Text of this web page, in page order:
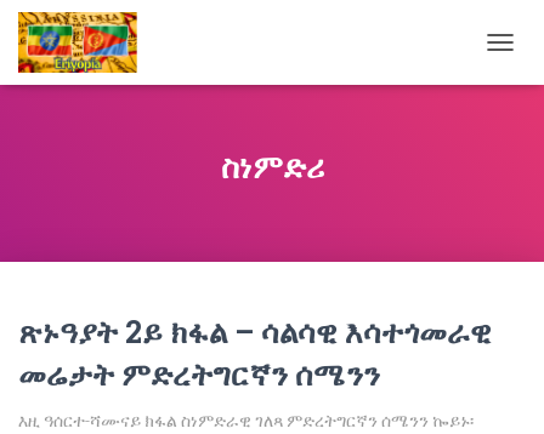
ስነምድሪ
ጽኑዓያት 2ይ ክፋል – ሳልሳዊ እሳተጎመራዊ
መሬታት ምድረትግርኛን ሰሜንን
እዚ ዓሰርተ-ሻሙናይ ክፋል ስነምድራዊ ገለጻ ምድረትግርኛን ሰሜንን ኰይኑ፡